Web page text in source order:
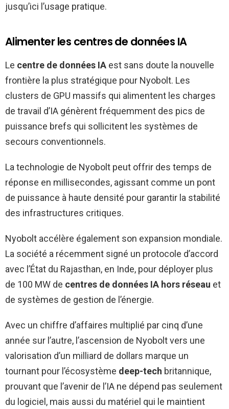
jusqu’ici l’usage pratique.
Alimenter les centres de données IA
Le centre de données IA est sans doute la nouvelle
frontière la plus stratégique pour Nyobolt. Les
clusters de GPU massifs qui alimentent les charges
de travail d’IA génèrent fréquemment des pics de
puissance brefs qui sollicitent les systèmes de
secours conventionnels.
La technologie de Nyobolt peut offrir des temps de
réponse en millisecondes, agissant comme un pont
de puissance à haute densité pour garantir la stabilité
des infrastructures critiques.
Nyobolt accélère également son expansion mondiale.
La société a récemment signé un protocole d’accord
avec l’État du Rajasthan, en Inde, pour déployer plus
de 100 MW de centres de données IA hors réseau et
de systèmes de gestion de l’énergie.
Avec un chiffre d’affaires multiplié par cinq d’une
année sur l’autre, l’ascension de Nyobolt vers une
valorisation d’un milliard de dollars marque un
tournant pour l’écosystème deep-tech britannique,
prouvant que l’avenir de l’IA ne dépend pas seulement
du logiciel, mais aussi du matériel qui le maintient